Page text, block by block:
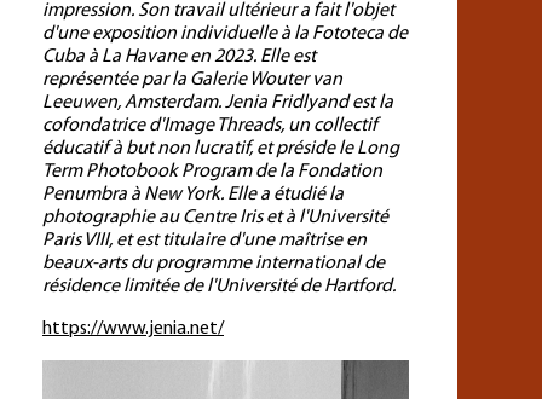
impression. Son travail ultérieur a fait l'objet
d'une exposition individuelle à la Fototeca de
Cuba à La Havane en 2023. Elle est
représentée par la Galerie Wouter van
Leeuwen, Amsterdam. Jenia Fridlyand est la
cofondatrice d'Image Threads, un collectif
éducatif à but non lucratif, et préside le Long
Term Photobook Program de la Fondation
Penumbra à New York. Elle a étudié la
photographie au Centre Iris et à l'Université
Paris VIII, et est titulaire d'une maîtrise en
beaux-arts du programme international de
résidence limitée de l'Université de Hartford.
https://www.jenia.net/